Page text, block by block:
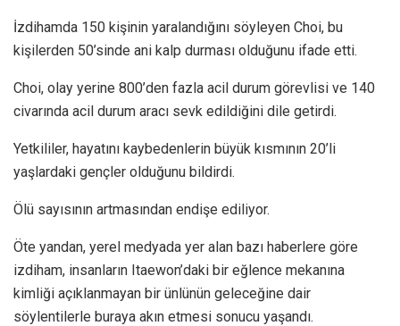
İzdihamda 150 kişinin yaralandığını söyleyen Choi, bu
kişilerden 50’sinde ani kalp durması olduğunu ifade etti.
Choi, olay yerine 800’den fazla acil durum görevlisi ve 140
civarında acil durum aracı sevk edildiğini dile getirdi.
Yetkililer, hayatını kaybedenlerin büyük kısmının 20’li
yaşlardaki gençler olduğunu bildirdi.
Ölü sayısının artmasından endişe ediliyor.
Öte yandan, yerel medyada yer alan bazı haberlere göre
izdiham, insanların Itaewon’daki bir eğlence mekanına
kimliği açıklanmayan bir ünlünün geleceğine dair
söylentilerle buraya akın etmesi sonucu yaşandı.